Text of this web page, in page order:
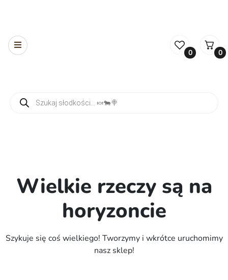
0 0
Wielkie rzeczy są na
horyzoncie
Szykuje się coś wielkiego! Tworzymy i wkrótce uruchomimy
nasz sklep!